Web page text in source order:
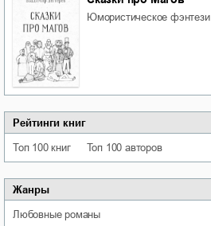
юмористическое фэнтези
Рейтинги книг
Топ 100 книг Топ 100 авторов
Жанры
любовные романы